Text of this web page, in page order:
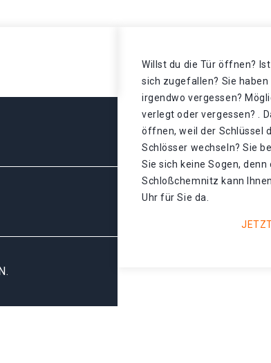
Willst du die Tür öffnen?
sich zugefallen? Sie
irgendwo vergessen?
verlegt oder vergessen? .
öffnen, weil der Schlüssel
Schlösser wechseln? Sie
Sie sich keine Sogen,
Schloßchemnitz kann
Uhr für Sie da.